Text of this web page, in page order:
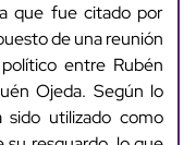
que fue citado por
de una reunión
entre Rubén
Ojeda. Según lo
sido utilizado como